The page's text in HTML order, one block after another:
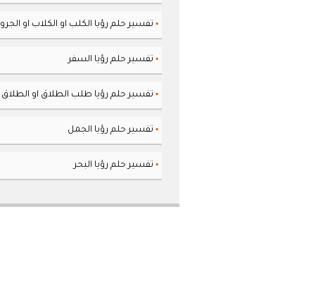
▪ تفسير حلم رؤيا الكلب او الكلاب او الجرو
▪ تفسير حلم رؤيا السفر
▪ تفسير حلم رؤيا طلب الطلاق او الطلاق
▪ تفسير حلم رؤيا الجمل
▪ تفسير حلم رؤيا البحر